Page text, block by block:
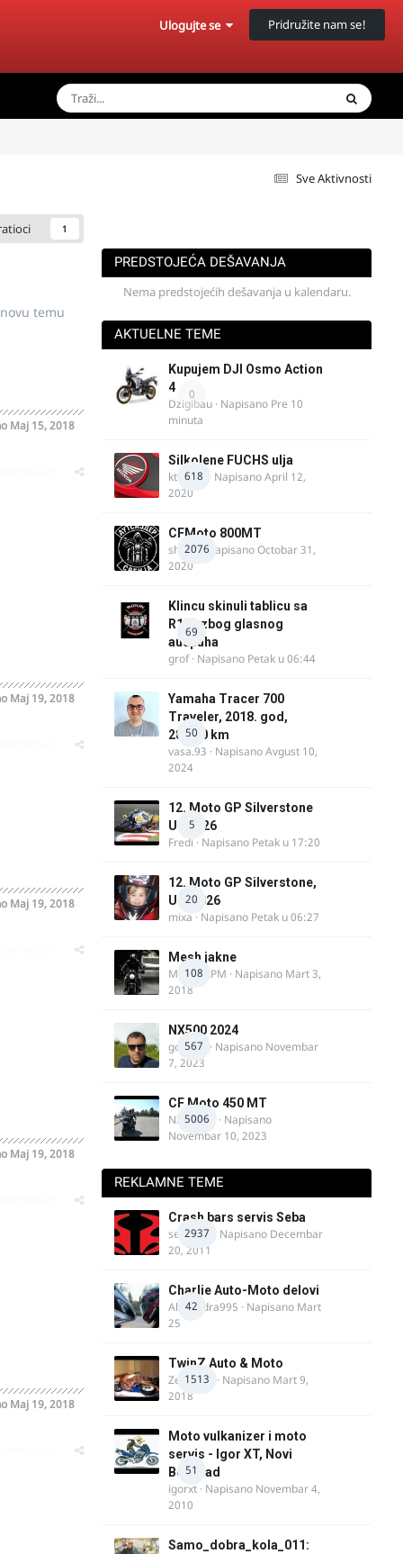
Ulogujte se Pridružite nam se!
Sve Aktivnosti
1
temu
Maj 15, 2018
Maj 19, 2018
Maj 19, 2018
Maj 19, 2018
Maj 19, 2018
PREDSTOJEĆA DEŠAVANJA
Nema predstojećih dešavanja u kalendaru.
AKTUELNE TEME
0
Kupujem DJI Osmo Action
4
Dzigibau · Napisano Pre 10
minuta
618
Silkolene FUCHS ulja
ktm600 · NapisanoApril 12,
2020
2076
CFMoto 800MT
shlem· NapisanoOctobar 31,
2020
69
Klincu skinuli tablicu sa
R125 zbog glasnog
auspuha
grof· Napisano Petak u 06:44
50
Yamaha Tracer 700
Traveler, 2018. god,
28.100 km
vasa.93 · NapisanoAvgust 10,
2024
5
12. Moto GP Silverstone
UK 2026
Fredi · Napisano Petak u 17:20
20
12. Moto GP Silverstone,
UK, 2026
mixa · Napisano Petak u 06:27
108
Mesh jakne
MostarRPM · Napisano Mart 3,
2018
567
NX500 2024
godovic · Napisano Novembar
7, 2023
5006
CF Moto 450 MT
NIKOLA 1
· Napisano
Novembar 10, 2023
REKLAMNE TEME
2937
Crash bars servis Seba
seba011 · Napisano Decembar
20, 2011
42
Charlie Auto-Moto delovi
Alexandra995 · Napisano Mart
25
1513
TwinZ Auto & Moto
Zeljkamp · Napisano Mart 9,
2018
51
Moto vulkanizer i moto
servis - Igor XT, Novi
Beograd
igorxt · Napisano Novembar 4,
2010
Samo_dobra_kola_011: